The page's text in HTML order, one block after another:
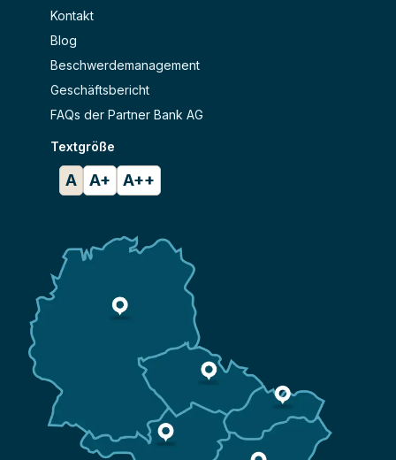
Kontakt
Blog
Beschwerdemanagement
Geschäftsbericht
FAQs der Partner Bank AG
Textgröße
A A+ A++